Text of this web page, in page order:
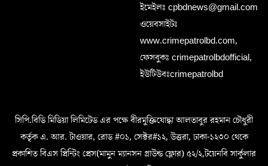
ইমেইলঃ cpbdnews@gmail.com
ওয়েবসাইটঃ
www.crimepatrolbd.com,
ফেসবুকঃ crimepatrolbdofficial,
ইউটিউবঃcrimepatrolbd
সিপি.বিডি মিডিয়া লিমিটেড এর পক্ষে বীরমুক্তিযোদ্ধা আলতাবুর রহমান চৌধুরী
কর্তৃক এ. আর. টাওয়ার, রোড #০১, সেক্টর#১২, উত্তরা, ঢাকা-১২৩০ থেকে
প্রকাশিত বিএস প্রিন্টিং প্রেস(মামুন ম্যানসন গ্রাউন্ড ফ্লোর) ৫২/২,টয়েনবি সার্কুলার